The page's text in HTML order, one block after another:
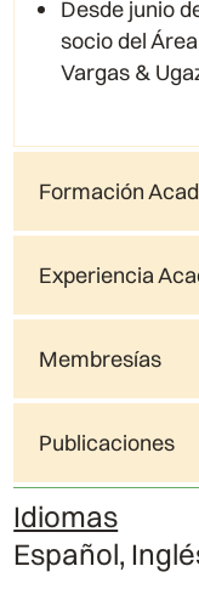
Desde junio
socio del
Vargas &
Formación
Experiencia
Membresías
Publicaciones
Idiomas
Español,